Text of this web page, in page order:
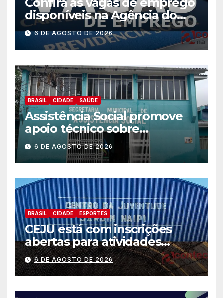
Confira as vagas de emprego
disponíveis na Agência do
Trabalhador
6 DE AGOSTO DE 2026
BRASIL CIDADE SAÚDE
Assistência Social promove
apoio técnico sobre
preparação e resposta a
situações de emergência e
calamidade pública
6 DE AGOSTO DE 2026
BRASIL CIDADE ESPORTES
CEJU está com inscrições
abertas para atividades
gratuitas
6 DE AGOSTO DE 2026